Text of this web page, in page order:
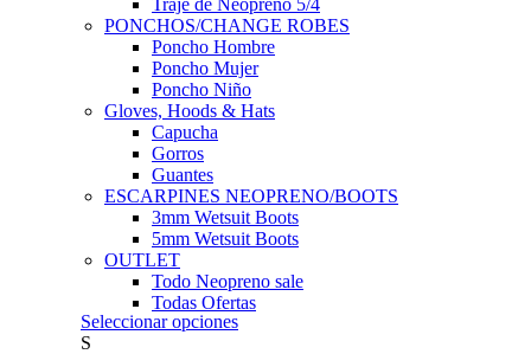
Traje de Neopreno 5/4
PONCHOS/CHANGE ROBES
Poncho Hombre
Poncho Mujer
Poncho Niño
Gloves, Hoods & Hats
Capucha
Gorros
Guantes
ESCARPINES NEOPRENO/BOOTS
3mm Wetsuit Boots
5mm Wetsuit Boots
OUTLET
Todo Neopreno sale
Todas Ofertas
Seleccionar opcionesEste
S